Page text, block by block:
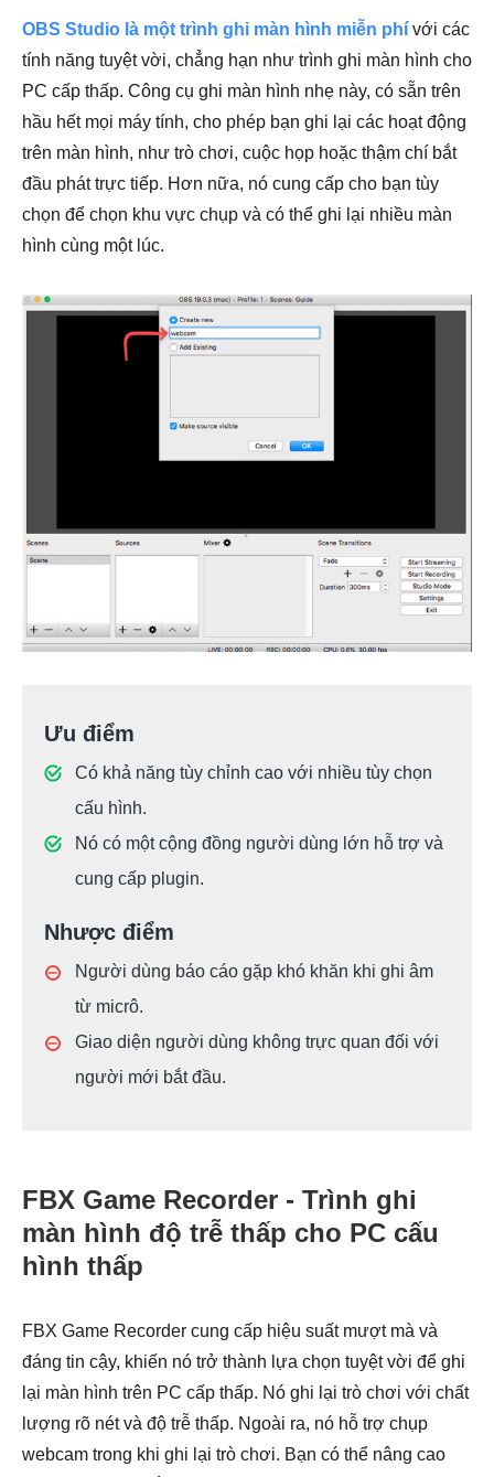
OBS Studio là một trình ghi màn hình miễn phí với các
tính năng tuyệt vời, chẳng hạn như trình ghi màn hình cho
PC cấp thấp. Công cụ ghi màn hình nhẹ này, có sẵn trên
hầu hết mọi máy tính, cho phép bạn ghi lại các hoạt động
trên màn hình, như trò chơi, cuộc họp hoặc thậm chí bắt
đầu phát trực tiếp. Hơn nữa, nó cung cấp cho bạn tùy
chọn để chọn khu vực chụp và có thể ghi lại nhiều màn
hình cùng một lúc.
Ưu điểm
Có khả năng tùy chỉnh cao với nhiều tùy chọn
cấu hình.
Nó có một cộng đồng người dùng lớn hỗ trợ và
cung cấp plugin.
Nhược điểm
Người dùng báo cáo gặp khó khăn khi ghi âm
từ micrô.
Giao diện người dùng không trực quan đối với
người mới bắt đầu.
FBX Game Recorder - Trình ghi
màn hình độ trễ thấp cho PC cấu
hình thấp
FBX Game Recorder cung cấp hiệu suất mượt mà và
đáng tin cậy, khiến nó trở thành lựa chọn tuyệt vời để ghi
lại màn hình trên PC cấp thấp. Nó ghi lại trò chơi với chất
lượng rõ nét và độ trễ thấp. Ngoài ra, nó hỗ trợ chụp
webcam trong khi ghi lại trò chơi. Bạn có thể nâng cao